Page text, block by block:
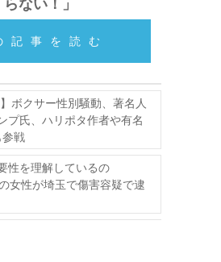
記事を読む
ボクサー性別騒動、著名人
氏、ハリポタ作者や有名
戦
性を理解しているの
性が埼玉で傷害容疑で逮